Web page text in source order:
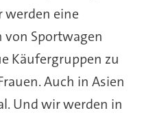
werden eine
Sportwagen
Käufergruppen zu
Auch in Asien
Und wir werden in